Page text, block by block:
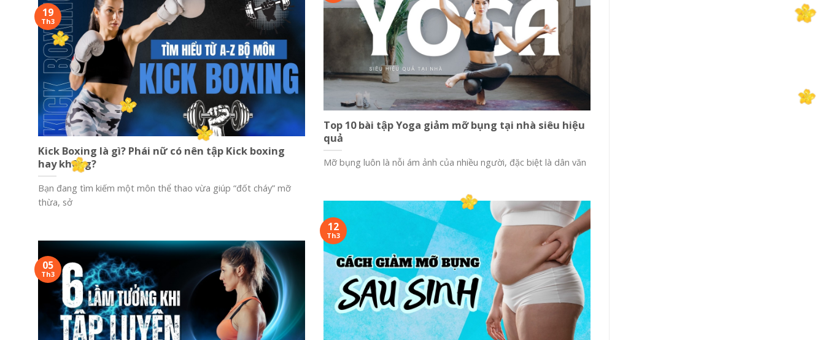
Top 10 bài tập Yoga giảm mỡ bụng tại nhà siêu hiệu
quả
Mỡ bụng luôn là nỗi ám ảnh của nhiều người, đặc biệt là dân văn
Kick Boxing là gì? Phái nữ có nên tập Kick boxing
hay không?
Bạn đang tìm kiếm một môn thể thao vừa giúp “đốt cháy” mỡ
thừa, sở
19
Th3
12
Th3
05
Th3